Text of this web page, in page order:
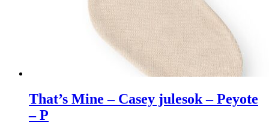
That’s Mine – Casey julesok – Peyote
– P